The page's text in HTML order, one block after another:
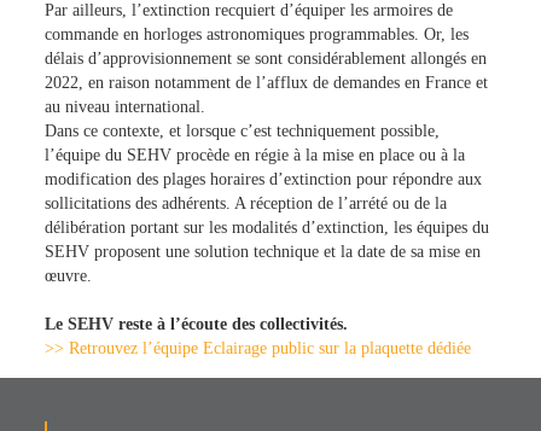
Par ailleurs, l’extinction recquiert d’équiper les armoires de
commande en horloges astronomiques programmables. Or, les
délais d’approvisionnement se sont considérablement allongés en
2022, en raison notamment de l’afflux de demandes en France et
au niveau international.
Dans ce contexte, et lorsque c’est techniquement possible,
l’équipe du SEHV procède en régie à la mise en place ou à la
modification des plages horaires d’extinction pour répondre aux
sollicitations des adhérents. A réception de l’arrété ou de la
délibération portant sur les modalités d’extinction, les équipes du
SEHV proposent une solution technique et la date de sa mise en
œuvre.
Le SEHV reste à l’écoute des collectivités.
>> Retrouvez l’équipe Eclairage public sur la plaquette dédiée